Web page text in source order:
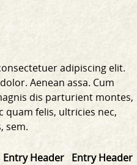
adipiscing elit.
Aenean assa. Cum
dis parturient montes,
quam felis, ultricies nec,
sem.
Entry Header Entry Header